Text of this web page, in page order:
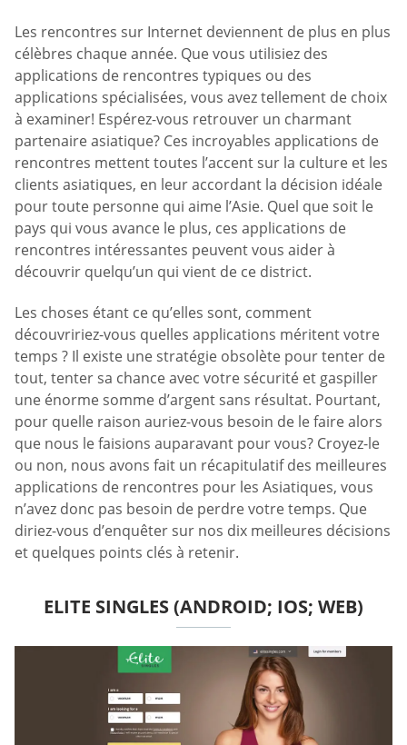
Les rencontres sur Internet deviennent de plus en plus
célèbres chaque année. Que vous utilisiez des
applications de rencontres typiques ou des
applications spécialisées, vous avez tellement de choix
à examiner! Espérez-vous retrouver un charmant
partenaire asiatique? Ces incroyables applications de
rencontres mettent toutes l’accent sur la culture et les
clients asiatiques, en leur accordant la décision idéale
pour toute personne qui aime l’Asie. Quel que soit le
pays qui vous avance le plus, ces applications de
rencontres intéressantes peuvent vous aider à
découvrir quelqu’un qui vient de ce district.
Les choses étant ce qu’elles sont, comment
découvririez-vous quelles applications méritent votre
temps ? Il existe une stratégie obsolète pour tenter de
tout, tenter sa chance avec votre sécurité et gaspiller
une énorme somme d’argent sans résultat. Pourtant,
pour quelle raison auriez-vous besoin de le faire alors
que nous le faisions auparavant pour vous? Croyez-le
ou non, nous avons fait un récapitulatif des meilleures
applications de rencontres pour les Asiatiques, vous
n’avez donc pas besoin de perdre votre temps. Que
diriez-vous d’enquêter sur nos dix meilleures décisions
et quelques points clés à retenir.
ELITE SINGLES (ANDROID; IOS; WEB)